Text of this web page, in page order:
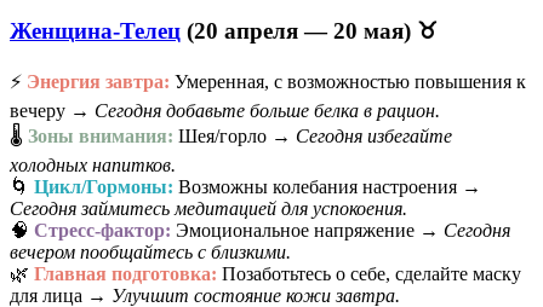
Женщина-Телец (20 апреля — 20 мая) ♉
⚡ Энергия завтра: Умеренная, с возможностью повышения к
вечеру → Сегодня добавьте больше белка в рацион.
🌡️ Зоны внимания: Шея/горло → Сегодня избегайте
холодных напитков.
🌀 Цикл/Гормоны: Возможны колебания настроения →
Сегодня займитесь медитацией для успокоения.
🧠 Стресс-фактор: Эмоциональное напряжение → Сегодня
вечером пообщайтесь с близкими.
🌿 Главная подготовка: Позаботьтесь о себе, сделайте маску
для лица → Улучшит состояние кожи завтра.